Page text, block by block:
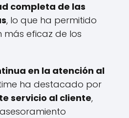
completa de las
, lo que ha permitido
más eficaz de los
en la atención al
ha destacado por
servicio al cliente,